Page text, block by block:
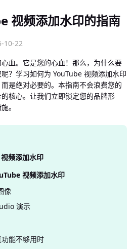
视频添加水印的指南
10-22
血。它是您的心血！那么，为什么要
？学习如何为 YouTube 视频添加水印
是绝对必要的。本指南不会浪费您的
核心。让我们立即锁定您的品牌形
。
频添加水印
视频添加水印
像
演示
能不够用时